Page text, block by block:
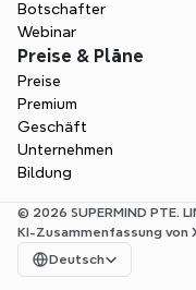
Botschafter
Webinar
Preise & Pläne
Preise
Premium
Geschäft
Unternehmen
Bildung
© 2026 SUPERMIND PTE.
KI-Zusammenfassung von
Select Language
Deutsch